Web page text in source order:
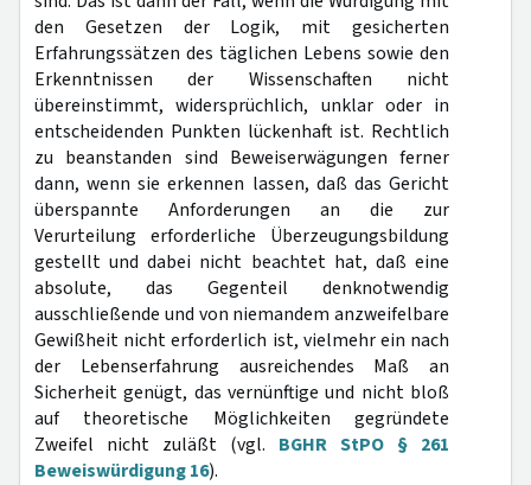
den Gesetzen der Logik, mit gesicherten
Erfahrungssätzen des täglichen Lebens sowie den
Erkenntnissen der Wissenschaften nicht
übereinstimmt, widersprüchlich, unklar oder in
entscheidenden Punkten lückenhaft ist. Rechtlich
zu beanstanden sind Beweiserwägungen ferner
dann, wenn sie erkennen lassen, daß das Gericht
überspannte Anforderungen an die zur
Verurteilung erforderliche Überzeugungsbildung
gestellt und dabei nicht beachtet hat, daß eine
absolute, das Gegenteil denknotwendig
ausschließende und von niemandem anzweifelbare
Gewißheit nicht erforderlich ist, vielmehr ein nach
der Lebenserfahrung ausreichendes Maß an
Sicherheit genügt, das vernünftige und nicht bloß
auf theoretische Möglichkeiten gegründete
Zweifel nicht zuläßt (vgl. BGHR StPO § 261
Beweiswürdigung 16).